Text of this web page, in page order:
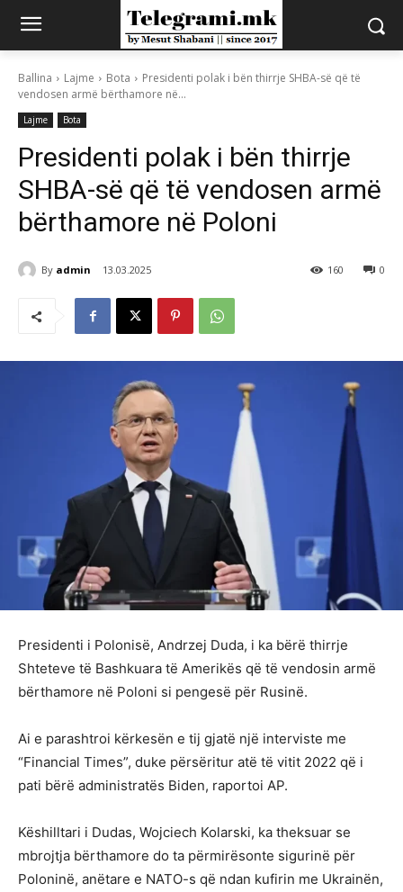
Ballina Lajme Bota
Presidenti polak i bën thirrje SHBA-së që të
vendosen armë bërthamore në...
Lajme Bota
Presidenti polak i bën thirrje
SHBA-së që të vendosen armë
bërthamore në Poloni
By admin 13.03.2025 0
160
Presidenti i Polonisë, Andrzej Duda, i ka bërë thirrje
Shteteve të Bashkuara të Amerikës që të vendosin armë
bërthamore në Poloni si pengesë për Rusinë.
Ai e parashtroi kërkesën e tij gjatë një interviste me
“Financial Times”, duke përsëritur atë të vitit 2022 që i
pati bërë administratës Biden, raportoi AP.
Këshilltari i Dudas, Wojciech Kolarski, ka theksuar se
mbrojtja bërthamore do ta përmirësonte sigurinë për
Poloninë, anëtare e NATO-s që ndan kufirin me Ukrainën,